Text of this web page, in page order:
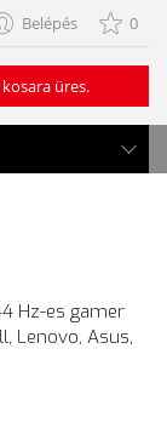
Belépés 0
üres.
Hz-es gamer
Lenovo, Asus,